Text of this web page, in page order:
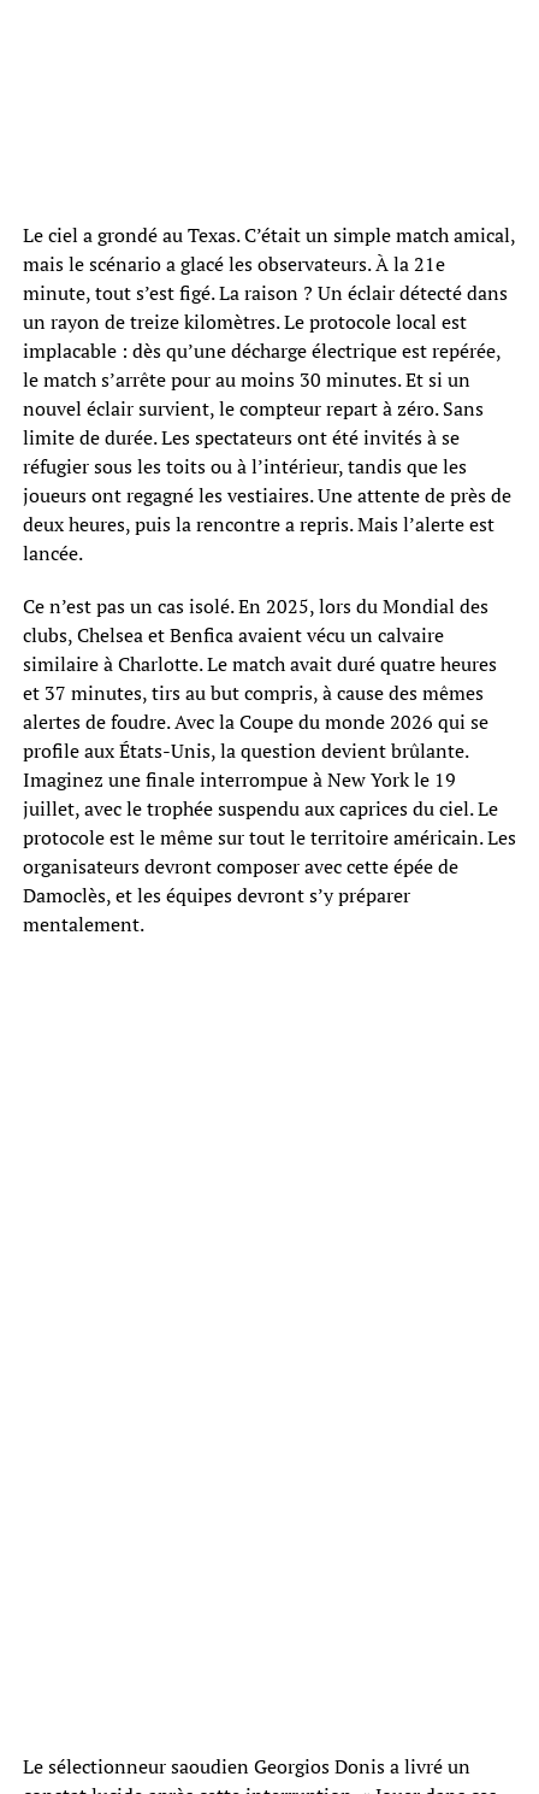
Le ciel a grondé au Texas. C’était un simple match amical,
mais le scénario a glacé les observateurs. À la 21e
minute, tout s’est figé. La raison ? Un éclair détecté dans
un rayon de treize kilomètres. Le protocole local est
implacable : dès qu’une décharge électrique est repérée,
le match s’arrête pour au moins 30 minutes. Et si un
nouvel éclair survient, le compteur repart à zéro. Sans
limite de durée. Les spectateurs ont été invités à se
réfugier sous les toits ou à l’intérieur, tandis que les
joueurs ont regagné les vestiaires. Une attente de près de
deux heures, puis la rencontre a repris. Mais l’alerte est
lancée.
Ce n’est pas un cas isolé. En 2025, lors du Mondial des
clubs, Chelsea et Benfica avaient vécu un calvaire
similaire à Charlotte. Le match avait duré quatre heures
et 37 minutes, tirs au but compris, à cause des mêmes
alertes de foudre. Avec la Coupe du monde 2026 qui se
profile aux États-Unis, la question devient brûlante.
Imaginez une finale interrompue à New York le 19
juillet, avec le trophée suspendu aux caprices du ciel. Le
protocole est le même sur tout le territoire américain. Les
organisateurs devront composer avec cette épée de
Damoclès, et les équipes devront s’y préparer
mentalement.
Le sélectionneur saoudien Georgios Donis a livré un